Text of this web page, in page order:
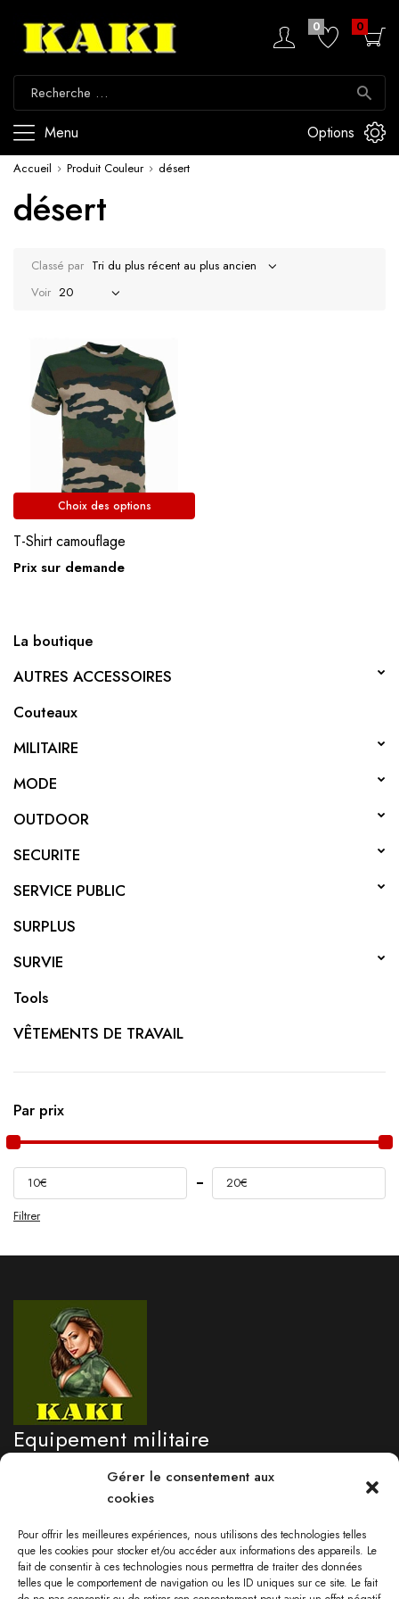
Gérer le consentement aux
cookies
Pour offrir les meilleures expériences, nous utilisons des technologies telles
que les cookies pour stocker et/ou accéder aux informations des appareils. Le
fait de consentir à ces technologies nous permettra de traiter des données
telles que le comportement de navigation ou les ID uniques sur ce site. Le fait
Menu Options
0 0
Accueil Produit Couleur désert
désert
Classé par
Voir
Choix des options
T-Shirt camouflage
Prix sur demande
La boutique
AUTRES ACCESSOIRES
Couteaux
MILITAIRE
MODE
OUTDOOR
SECURITE
SERVICE PUBLIC
SURPLUS
SURVIE
Tools
VÊTEMENTS DE TRAVAIL
Par prix
Filtrer
10€ 20€
Equipement militaire
professionnel
Besoin d'un renseignement?
05 96 71 76 09
Lundi au vendredi 9:00-17:30
Samedi: 09:00 - 13:00